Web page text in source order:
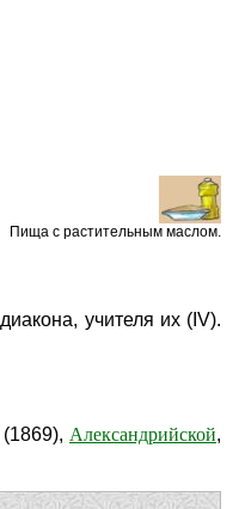
Пища с растительным маслом.
диакона, учителя их (IV).
(1869), Александрийской,